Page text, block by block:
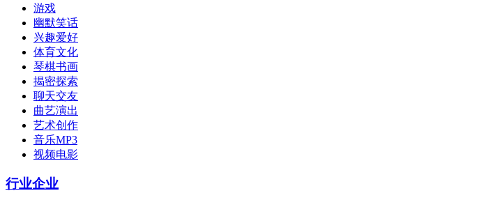
游戏
幽默笑话
兴趣爱好
体育文化
琴棋书画
揭密探索
聊天交友
曲艺演出
艺术创作
音乐MP3
视频电影
行业企业